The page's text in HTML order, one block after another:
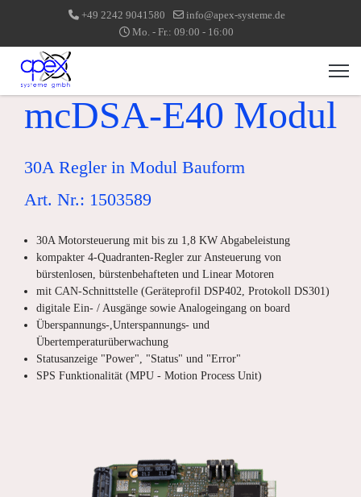
+49 2242 9041580
info@apex-systeme.de
Mo. - Fr.: 09:00 - 16:00
mcDSA-E40 Modul
30A Regler in Modul Bauform
Art. Nr.: 1503589
30A Motorsteuerung mit bis zu 1,8 KW Abgabeleistung
kompakter 4-Quadranten-Regler zur Ansteuerung von
bürstenlosen, bürstenbehafteten und Linear Motoren
mit CAN-Schnittstelle (Geräteprofil DSP402, Protokoll DS301)
digitale Ein- / Ausgänge sowie Analogeingang on board
Überspannungs-,Unterspannungs- und
Übertemperaturüberwachung
Statusanzeige "Power", "Status" und "Error"
SPS Funktionalität (MPU - Motion Process Unit)